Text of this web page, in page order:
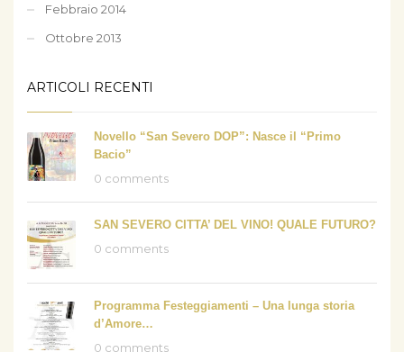
Febbraio 2014
Ottobre 2013
ARTICOLI RECENTI
Novello “San Severo DOP”: Nasce il “Primo
Bacio”
0 comments
SAN SEVERO CITTA’ DEL VINO! QUALE FUTURO?
0 comments
Programma Festeggiamenti – Una lunga storia
d’Amore…
0 comments